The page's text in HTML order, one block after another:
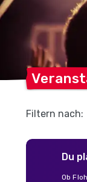
Filtern nach:
Du
Ob